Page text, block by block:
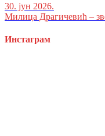
30. јун 2026.
Милица Драгичевић –
Инстаграм